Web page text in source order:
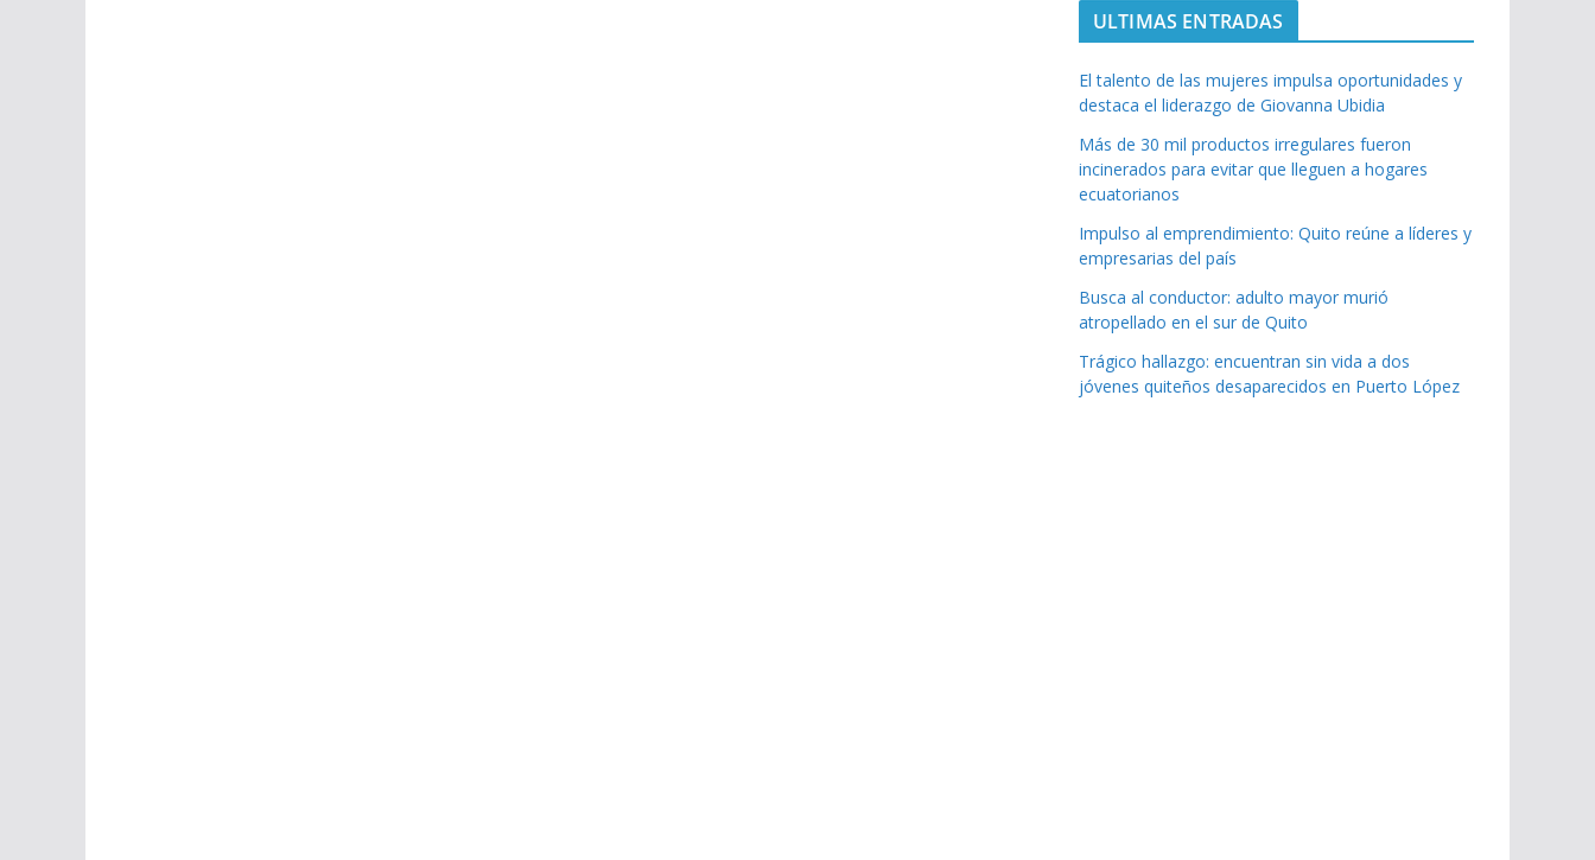
ULTIMAS ENTRADAS
El talento de las mujeres impulsa oportunidades y
destaca el liderazgo de Giovanna Ubidia
Más de 30 mil productos irregulares fueron
incinerados para evitar que lleguen a hogares
ecuatorianos
Impulso al emprendimiento: Quito reúne a líderes y
empresarias del país
Busca al conductor: adulto mayor murió
atropellado en el sur de Quito
Trágico hallazgo: encuentran sin vida a dos
jóvenes quiteños desaparecidos en Puerto López